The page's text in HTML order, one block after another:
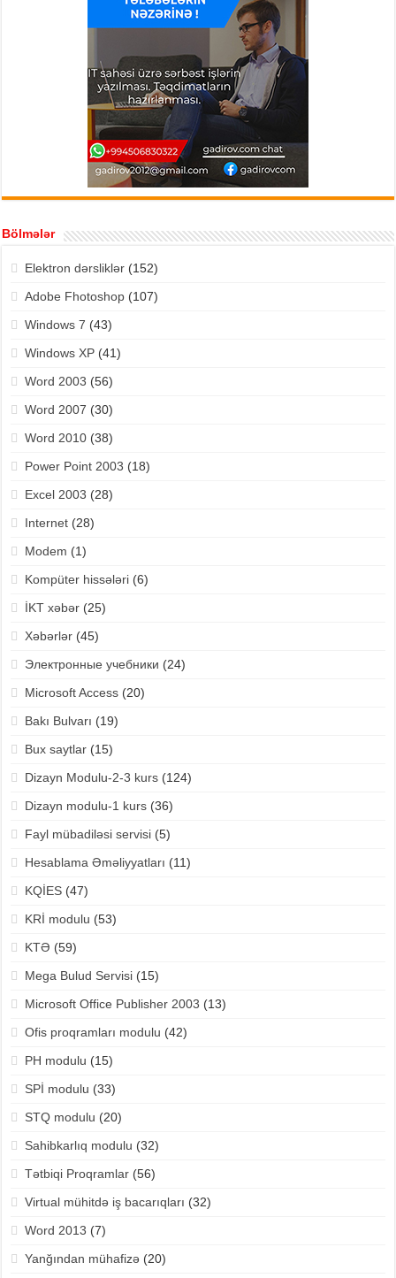
Bölmələr
Elektron dərsliklər(152)
Adobe Fhotoshop(107)
Windows 7 (43)
Windows XP(41)
Word 2003 (56)
Word 2007 (30)
Word 2010(38)
Power Point 2003 (18)
Excel 2003 (28)
Internet(28)
Modem (1)
Kompüter hissələri(6)
İKT xəbər(25)
Xəbərlər(45)
Электронные учебники (24)
Microsoft Access(20)
Bakı Bulvarı (19)
Bux saytlar(15)
Dizayn Modulu-2-3 kurs(124)
Dizayn modulu-1 kurs(36)
Fayl mübadiləsi servisi(5)
Hesablama Əməliyyatları (11)
KQİES(47)
KRİ modulu (53)
KTƏ (59)
Mega Bulud Servisi(15)
Microsoft Office Publisher 2003 (13)
Ofis proqramları modulu (42)
PH modulu (15)
SPİ modulu (33)
STQ modulu (20)
Sahibkarlıq modulu (32)
Tətbiqi Proqramlar(56)
Virtual mühitdə iş bacarıqları (32)
Word 2013 (7)
Yanğından mühafizə(20)